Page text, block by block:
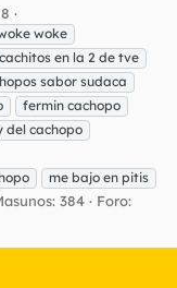
woke
cachitos en la 2 de tve
sabor sudaca
fermin cachopo
del cachopo
me bajo en pitis
384
Foro: